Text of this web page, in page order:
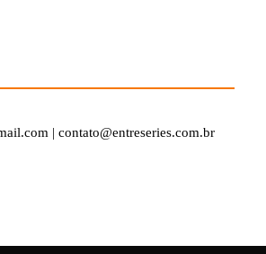
| contato@entreseries.com.br